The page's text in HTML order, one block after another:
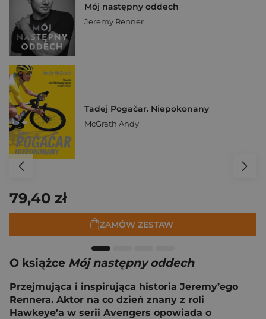
Mój następny oddech
Jeremy Renner
Tadej Pogačar. Niepokonany
McGrath Andy
79,40 zł
ZAMÓW ZESTAW
O książce Mój następny oddech
Przejmująca i inspirująca historia Jeremy’ego
Rennera. Aktor na co dzień znany z roli
Hawkeye’a w serii Avengers opowiada o